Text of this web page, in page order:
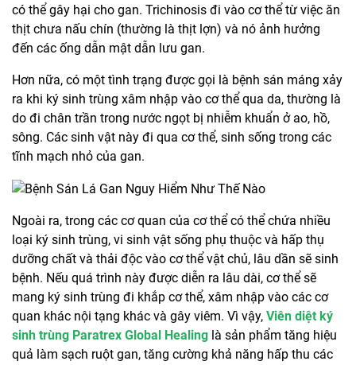
có thể gây hại cho gan. Trichinosis đi vào cơ thể từ việc ăn
thịt chưa nấu chín (thường là thịt lợn) và nó ảnh hưởng
đến các ống dẫn mật dẫn lưu gan.
Hơn nữa, có một tình trạng được gọi là bệnh sán máng xảy
ra khi ký sinh trùng xâm nhập vào cơ thể qua da, thường là
do đi chân trần trong nước ngọt bị nhiễm khuẩn ở ao, hồ,
sông. Các sinh vật này đi qua cơ thể, sinh sống trong các
tĩnh mạch nhỏ của gan.
Ngoài ra, trong các cơ quan của cơ thể có thể chứa nhiều
loại ký sinh trùng, vi sinh vật sống phụ thuộc và hấp thụ
dưỡng chất và thải độc vào cơ thể vật chủ, lâu dần sẽ sinh
bệnh. Nếu quá trình này được diễn ra lâu dài, cơ thể sẽ
mang ký sinh trùng đi khắp cơ thể, xâm nhập vào các cơ
quan khác nội tạng khác và gây viêm. Vì vậy, Viên diệt ký
sinh trùng Paratrex Global Healing là sản phẩm tăng hiệu
quả làm sạch ruột gan, tăng cường khả năng hấp thu các